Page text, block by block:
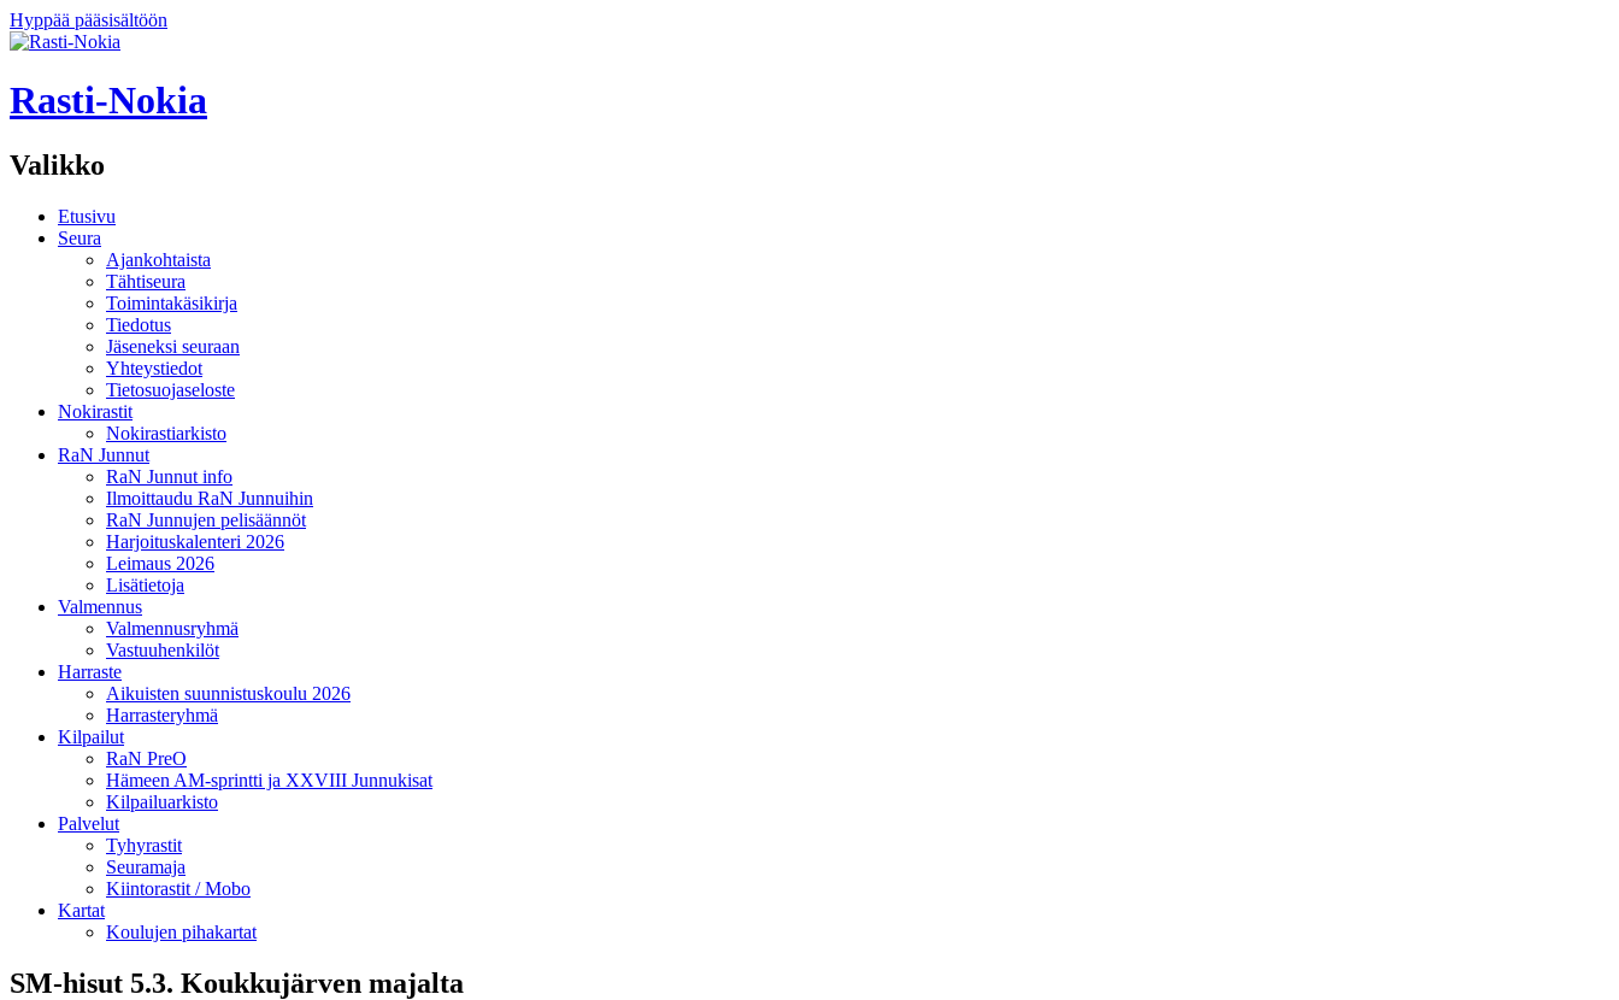
Hyppää pääsisältöön
Rasti-Nokia
Valikko
Etusivu
Seura
Ajankohtaista
Tähtiseura
Toimintakäsikirja
Tiedotus
Jäseneksi seuraan
Yhteystiedot
Tietosuojaseloste
Nokirastit
Nokirastiarkisto
RaN Junnut
RaN Junnut info
Ilmoittaudu RaN Junnuihin
RaN Junnujen pelisäännöt
Harjoituskalenteri 2026
Leimaus 2026
Lisätietoja
Valmennus
Valmennusryhmä
Vastuuhenkilöt
Harraste
Aikuisten suunnistuskoulu 2026
Harrasteryhmä
Kilpailut
RaN PreO
Hämeen AM-sprintti ja XXVIII Junnukisat
Kilpailuarkisto
Palvelut
Tyhyrastit
Seuramaja
Kiintorastit / Mobo
Kartat
Koulujen pihakartat
SM-hisut 5.3. Koukkujärven majalta